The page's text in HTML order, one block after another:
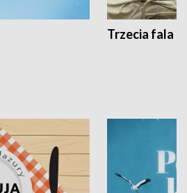
Trzecia fala -